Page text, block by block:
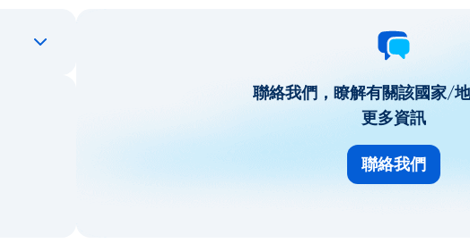
聯絡我們，瞭解有關該國家/
更多資訊
聯絡我們